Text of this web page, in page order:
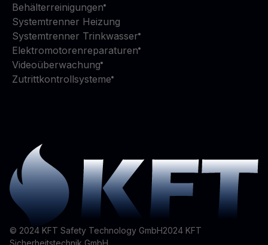
Behälterreinigungen
Systemtrenner Heizung
Systemtrenner Trinkwasser
Elektromotorenreparaturen
Videoüberwachung
Zutrittkontrollsysteme
© 2024 KFT Safety Technology GmbH2024 KFT